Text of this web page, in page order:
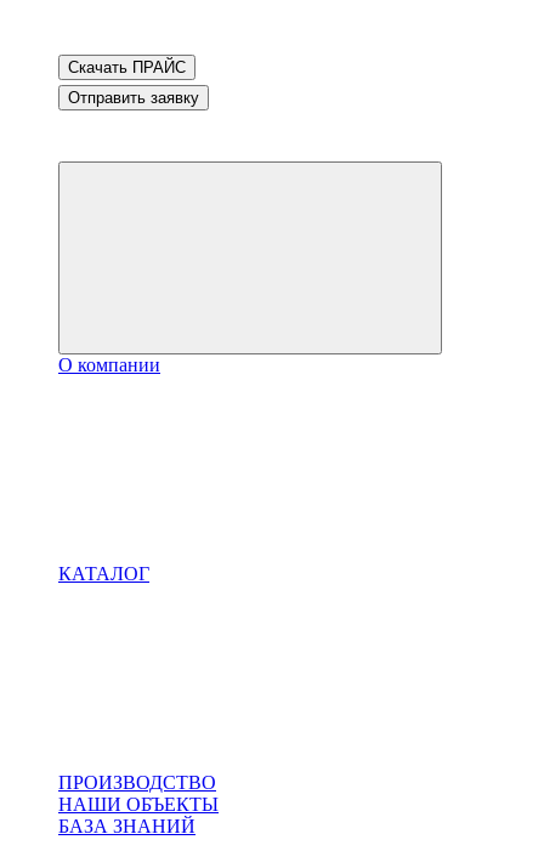
Скачать ПРАЙС
Отправить заявку
О компании
КАТАЛОГ
ПРОИЗВОДСТВО
НАШИ ОБЪЕКТЫ
БАЗА ЗНАНИЙ